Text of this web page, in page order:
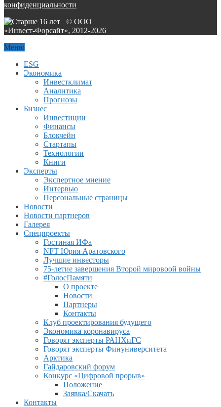
конфиденциальности
© ООО
«Инвест-Форсайт», 2012-2026
Меню
ESG
Экономика
Инвестклимат
Аналитика
Прогнозы
Бизнес
Инвестиции
Финансы
Блокчейн
Стартапы
Технологии
Книги
Эксперты
Экспертное мнение
Интервью
Персональные страницы
Новости
Новости партнеров
Галерея
Спецпроекты
Гостиная ИФа
NFT Юрия Аратовского
Лучшие инвесторы
75-летие завершения Второй мировоой войны
#ГолосПамяти
О проекте
Новости
Партнеры
Контакты
Клуб проектирования будущего
Экономика коронавируса
Говорят эксперты РАНХиГС
Говорят эксперты Финуниверситета
Арктика
Гайдаровский форум
Конкурс «Цифровой прорыв»
Положение
Заявка/Скачать
Контакты